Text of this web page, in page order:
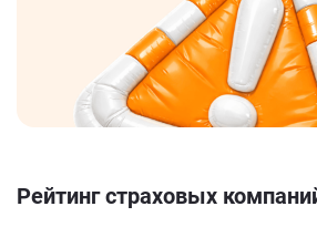
Рейтинг страховых